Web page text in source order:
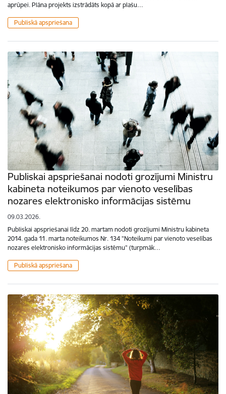
aprūpei. Plāna projekts izstrādāts kopā ar plašu…
Publiskā apspriešana
Publiskai apspriešanai nodoti grozījumi Ministru
kabineta noteikumos par vienoto veselības
nozares elektronisko informācijas sistēmu
09.03.2026.
Publiskai apspriešanai līdz 20. martam nodoti grozījumi Ministru kabineta
2014. gada 11. marta noteikumos Nr. 134 "Noteikumi par vienoto veselības
nozares elektronisko informācijas sistēmu" (turpmāk…
Publiskā apspriešana